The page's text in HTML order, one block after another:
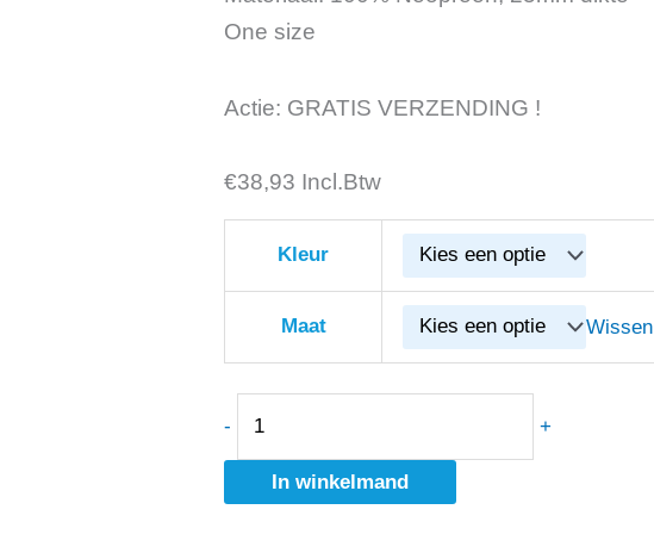
One size
Actie: GRATIS VERZENDING !
€38,93 Incl.Btw
Kleur
Maat Wissen
-
Fristads
Kniebeschermers
aantal
+
In winkelmand